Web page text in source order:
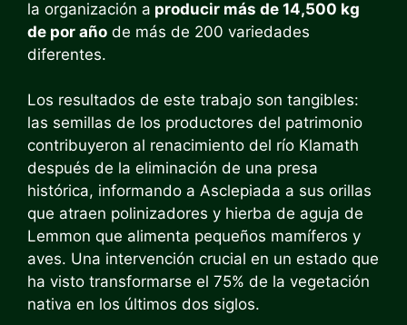
la organización a producir más de 14,500 kg
de por año de más de 200 variedades
diferentes.
Los resultados de este trabajo son tangibles:
las semillas de los productores del patrimonio
contribuyeron al renacimiento del río Klamath
después de la eliminación de una presa
histórica, informando a Asclepiada a sus orillas
que atraen polinizadores y hierba de aguja de
Lemmon que alimenta pequeños mamíferos y
aves. Una intervención crucial en un estado que
ha visto transformarse el 75% de la vegetación
nativa en los últimos dos siglos.